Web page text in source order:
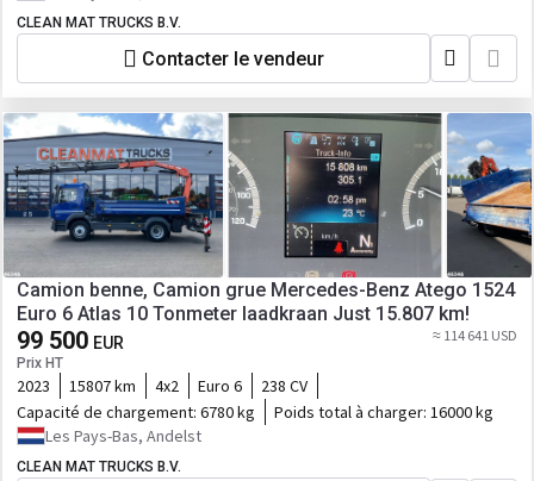
CLEAN MAT TRUCKS B.V.
Contacter le vendeur
Camion benne, Camion grue Mercedes-Benz Atego 1524
Euro 6 Atlas 10 Tonmeter laadkraan Just 15.807 km!
99 500 EUR
Prix HT
≈ 114 641 USD
2023 15807 km 4x2 Euro 6
238 CV
Capacité de chargement: 6780 kg Poids total à charger: 16000 kg
Les Pays-Bas, Andelst
CLEAN MAT TRUCKS B.V.